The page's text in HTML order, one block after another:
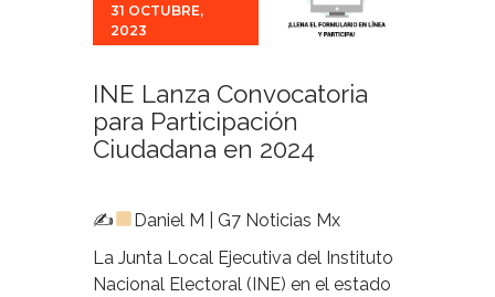
Noticias
Para ti
Contacto
31 OCTUBRE,
2023
INE Lanza Convocatoria
para Participación
Ciudadana en 2024
✍
Daniel M | G7 Noticias Mx
La Junta Local Ejecutiva del Instituto
Nacional Electoral (INE) en el estado